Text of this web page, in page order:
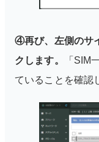
④再び、左側のサ
クします。
「SIM
ていることを確認